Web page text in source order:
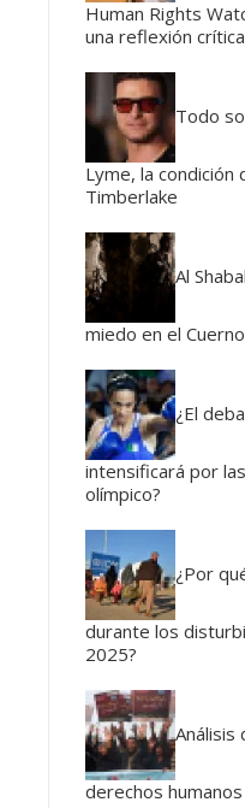
Human Rights
una reflexión
Todo
Lyme, la condición
Timberlake
Al
miedo en el
¿El
intensificará por
olímpico?
¿Por
durante los
2025?
Análisis
derechos